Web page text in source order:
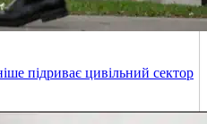
підриває цивільний сектор